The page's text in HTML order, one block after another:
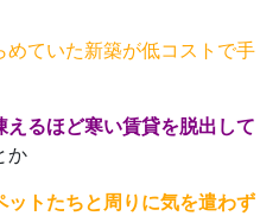
ていた新築が低コストで手
るほど寒い賃貸を脱出して
か
トたちと周りに気を遣わず